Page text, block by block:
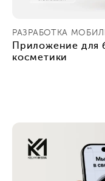
РАЗРАБОТКА
Приложение для
косметики